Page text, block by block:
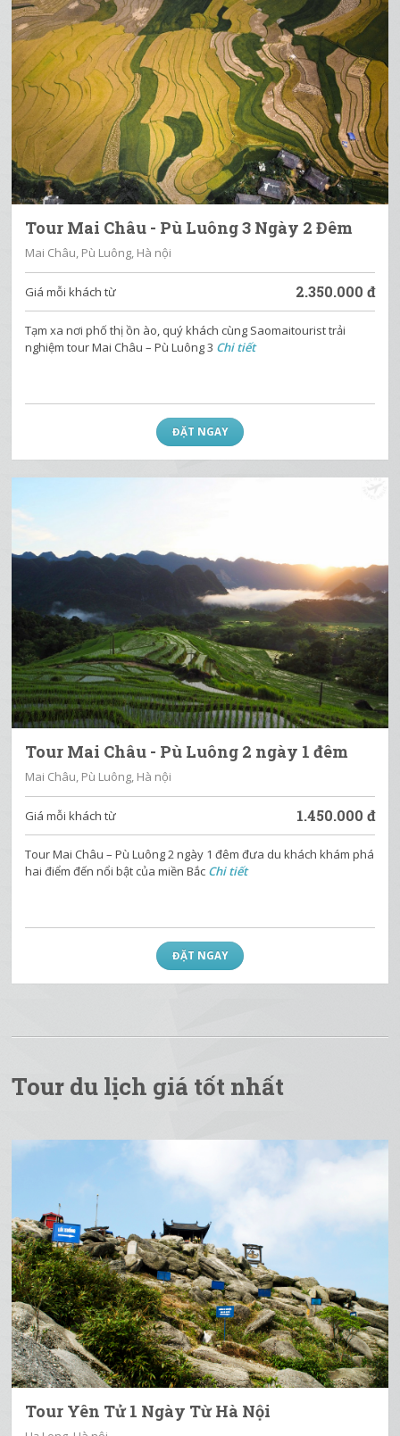
Tour Mai Châu - Pù Luông 3 Ngày 2 Đêm
Mai Châu, Pù Luông, Hà nội
Giá mỗi khách từ 2.350.000 đ
Tạm xa nơi phố thị ồn ào, quý khách cùng Saomaitourist trải
nghiệm tour Mai Châu – Pù Luông 3 Chi tiết
ĐẶT NGAY
Tour Mai Châu - Pù Luông 2 ngày 1 đêm
Mai Châu, Pù Luông, Hà nội
Giá mỗi khách từ 1.450.000 đ
Tour Mai Châu – Pù Luông 2 ngày 1 đêm đưa du khách khám phá
hai điểm đến nổi bật của miền Bắc Chi tiết
ĐẶT NGAY
Tour du lịch giá tốt nhất
Tour Yên Tử 1 Ngày Từ Hà Nội